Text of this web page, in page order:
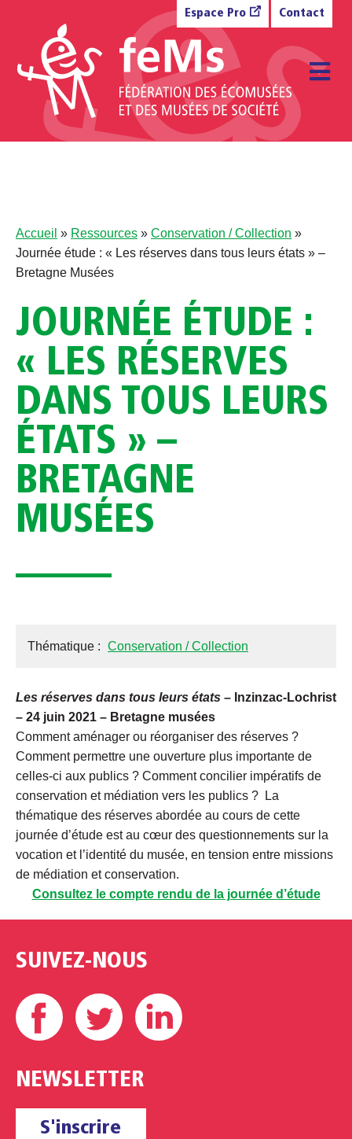
Espace Pro Contact
Accueil » Ressources » Conservation / Collection »
Journée étude : « Les réserves dans tous leurs états » –
Bretagne Musées
JOURNÉE ÉTUDE :
« LES RÉSERVES
DANS TOUS LEURS
ÉTATS » –
BRETAGNE
MUSÉES
Thématique : Conservation / Collection
Les réserves dans tous leurs états – Inzinzac-Lochrist
– 24 juin 2021 – Bretagne musées
Comment aménager ou réorganiser des réserves ?
Comment permettre une ouverture plus importante de
celles-ci aux publics ? Comment concilier impératifs de
conservation et médiation vers les publics ? La
thématique des réserves abordée au cours de cette
journée d’étude est au cœur des questionnements sur la
vocation et l’identité du musée, en tension entre missions
de médiation et conservation.
Consultez le compte rendu de la journée d’étude
SUIVEZ-NOUS
Facebook Twitter
NEWSLETTER
S'inscrire